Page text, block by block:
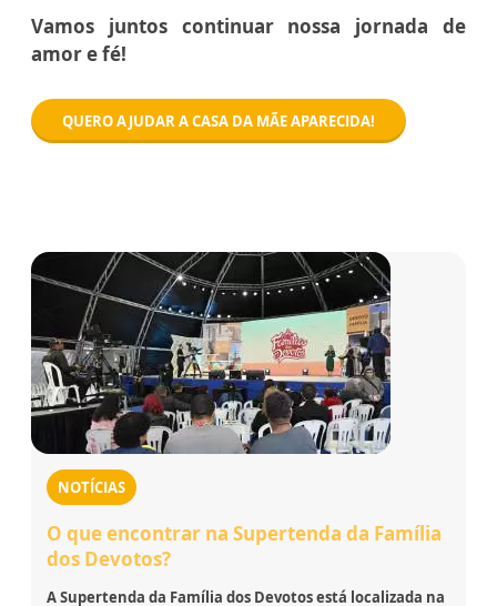
Vamos juntos continuar nossa jornada de
amor e fé!
QUERO AJUDAR A CASA DA MÃE APARECIDA!
NOTÍCIAS
O que encontrar na Supertenda da Família
dos Devotos?
A Supertenda da Família dos Devotos está localizada na